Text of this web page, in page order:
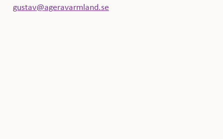
gustav@ageravarmland.se